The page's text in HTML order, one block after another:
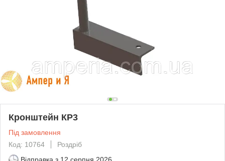
Кронштейн КР3
Під замовлення
Код: 10764
Роздріб
Відправка з 12 серпня 2026